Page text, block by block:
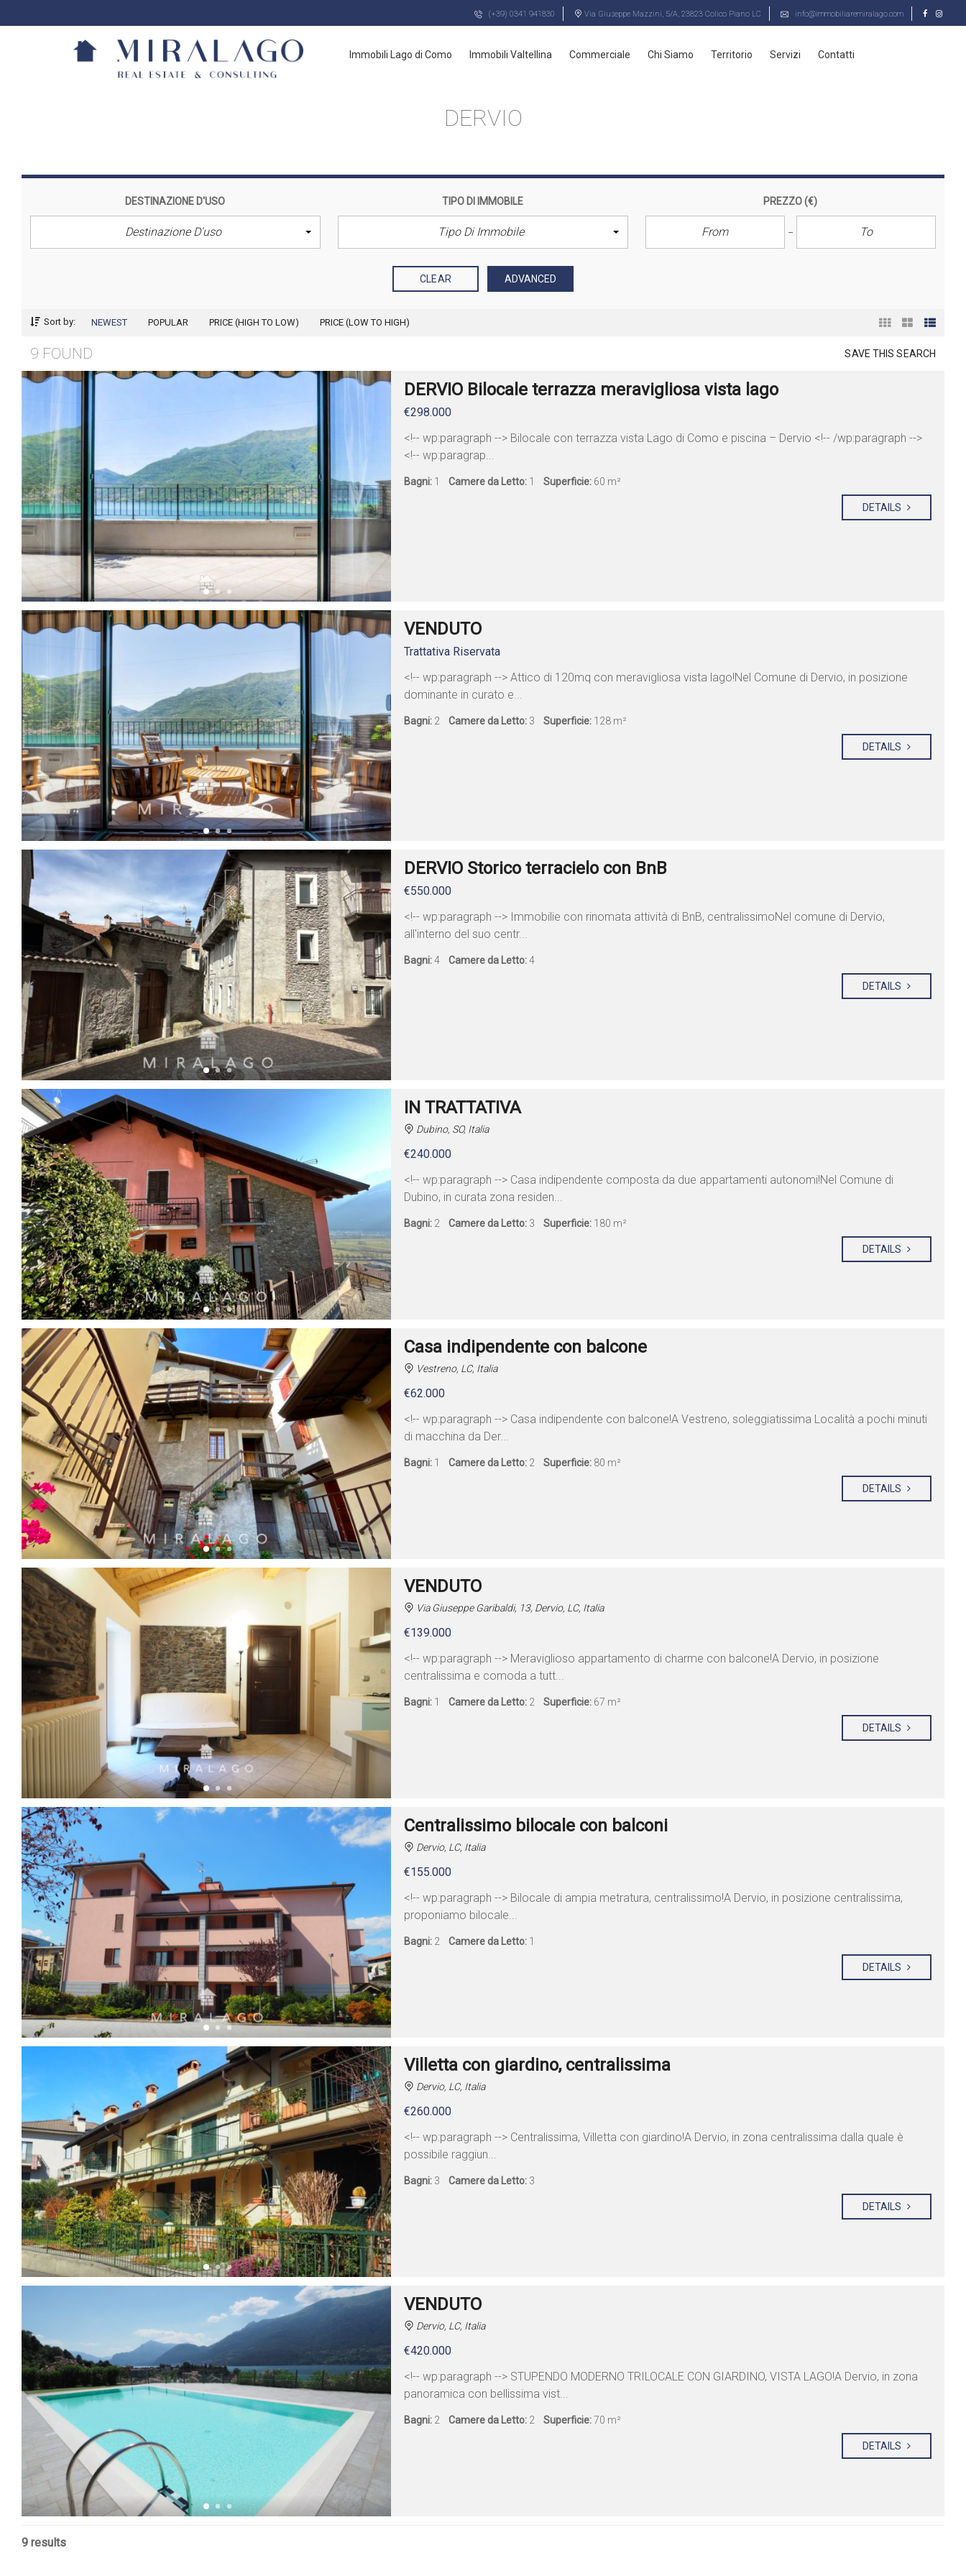
(+39) 0341 941830 Via Giuseppe Mazzini, 5/A, 23823 Colico Piano LC info@immobiliaremiralago.com
Immobili Lago di Como Immobili Valtellina Commerciale Chi Siamo Territorio Servizi Contatti
DERVIO
DESTINAZIONE D'USO
Destinazione D'uso
TIPO DI IMMOBILE
Tipo Di Immobile
PREZZO(€)
CLEAR ADVANCED
Sort by: NEWEST POPULAR PRICE (HIGH TO LOW) PRICE (LOW TO HIGH)
SAVE THIS SEARCH
9 FOUND
DERVIO Bilocale terrazza meravigliosa vista lago
€298.000
<!-- wp:paragraph --> Bilocale con terrazza vista Lago di Como e piscina – Dervio <!-- /wp:paragraph -->
<!-- wp:paragrap...
Bagni: 1 Camere da Letto: 1 Superficie: 60 m²
DETAILS
VENDUTO
Trattativa Riservata
<!-- wp:paragraph --> Attico di 120mq con meravigliosa vista lago!Nel Comune di Dervio, in posizione
dominante in curato e...
Bagni: 2 Camere da Letto: 3 Superficie: 128 m²
DETAILS
DERVIO Storico terracielo con BnB
€550.000
<!-- wp:paragraph --> Immobilie con rinomata attività di BnB, centralissimoNel comune di Dervio,
all'interno del suo centr...
Bagni: 4 Camere da Letto: 4
DETAILS
IN TRATTATIVA
Dubino, SO, Italia
€240.000
<!-- wp:paragraph --> Casa indipendente composta da due appartamenti autonomi!Nel Comune di
Dubino, in curata zona residen...
Bagni: 2 Camere da Letto: 3 Superficie: 180 m²
DETAILS
Casa indipendente con balcone
Vestreno, LC, Italia
€62.000
<!-- wp:paragraph --> Casa indipendente con balcone!A Vestreno, soleggiatissima Località a pochi minuti
di macchina da Der...
Bagni: 1 Camere da Letto: 2 Superficie: 80 m²
DETAILS
VENDUTO
Via Giuseppe Garibaldi, 13, Dervio, LC, Italia
€139.000
<!-- wp:paragraph --> Meraviglioso appartamento di charme con balcone!A Dervio, in posizione
centralissima e comoda a tutt...
Bagni: 1 Camere da Letto: 2 Superficie: 67 m²
DETAILS
Centralissimo bilocale con balconi
Dervio, LC, Italia
€155.000
<!-- wp:paragraph --> Bilocale di ampia metratura, centralissimo!A Dervio, in posizione centralissima,
proponiamo bilocale...
Bagni: 2 Camere da Letto: 1
DETAILS
Villetta con giardino, centralissima
Dervio, LC, Italia
€260.000
<!-- wp:paragraph --> Centralissima, Villetta con giardino!A Dervio, in zona centralissima dalla quale è
possibile raggiun...
Bagni: 3 Camere da Letto: 3
DETAILS
VENDUTO
Dervio, LC, Italia
€420.000
<!-- wp:paragraph --> STUPENDO MODERNO TRILOCALE CON GIARDINO, VISTA LAGO!A Dervio, in zona
panoramica con bellissima vist...
Bagni: 2 Camere da Letto: 2 Superficie: 70 m²
DETAILS
9 results